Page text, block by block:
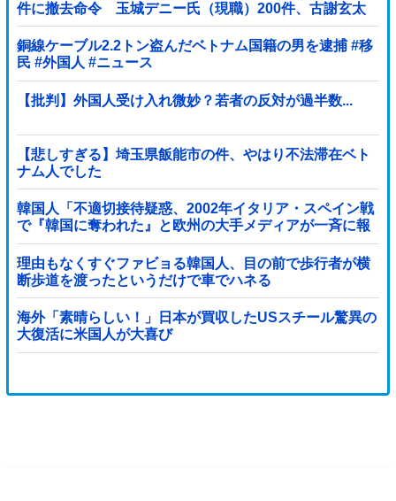
件に撤去命令 玉城デニー氏（現職）200件、古謝玄太
氏 149件、下地幹郎氏 16件、比嘉隆...
銅線ケーブル2.2トン盗んだベトナム国籍の男を逮捕 #移
民 #外国人 #ニュース
【批判】外国人受け入れ微妙？若者の反対が過半数...
【悲しすぎる】埼玉県飯能市の件、やはり不法滞在ベト
ナム人でした
韓国人「不適切接待疑惑、2002年イタリア・スペイン戦
で『韓国に奪われた』と欧州の大手メディアが一斉に報
道！」
理由もなくすぐファビョる韓国人、目の前で歩行者が横
断歩道を渡ったというだけで車でハネる
海外「素晴らしい！」日本が買収したUSスチール驚異の
大復活に米国人が大喜び